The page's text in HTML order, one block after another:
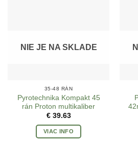
NIE JE NA SKLADE
35-48 RÁN
Pyrotechnika Kompakt 45
rán Proton multikaliber
€39.63
VIAC INFO